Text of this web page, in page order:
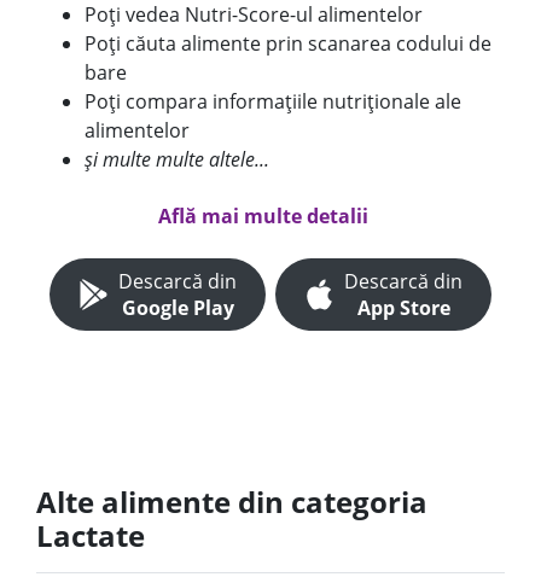
Poți vedea Nutri-Score-ul alimentelor
Poți căuta alimente prin scanarea codului de
bare
Poți compara informațiile nutriționale ale
alimentelor
și multe multe altele...
Află mai multe detalii
Descarcă din
Google Play
Descarcă din
App Store
Alte alimente din categoria
Lactate